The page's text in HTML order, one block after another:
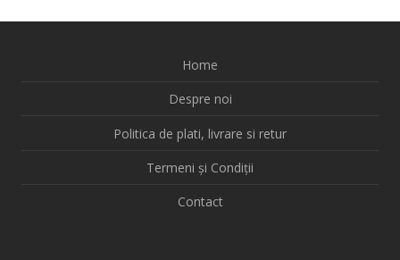
Home
Despre noi
Politica de plati, livrare si retur
Termeni și Condiții
Contact